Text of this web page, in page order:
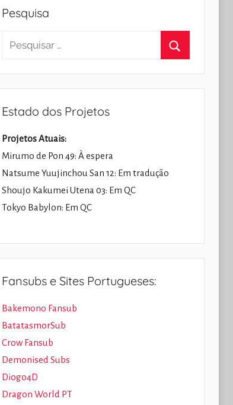
Pesquisa
Pesquisar
Estado dos Projetos
Projetos Atuais:
Mirumo de Pon 49: À espera
Natsume Yuujinchou San 12: Em tradução
Shoujo Kakumei Utena 03: Em QC
Tokyo Babylon: Em QC
Fansubs e Sites Portugueses:
Bakemono Fansub
BatatasmorSub
Crow Fansub
Demonised Subs
Diogo4D
Dragon World PT